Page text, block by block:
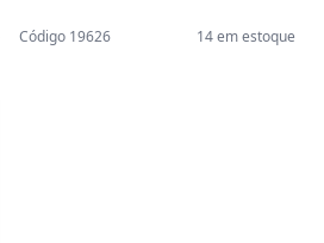
Código 19626 14 em estoque